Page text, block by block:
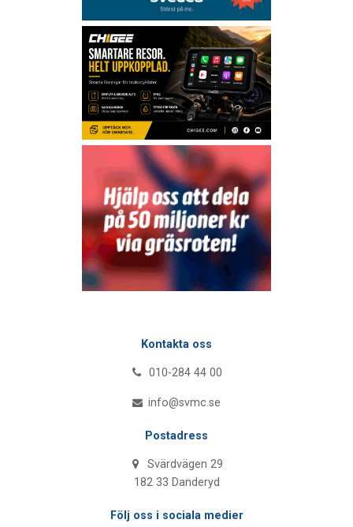
Kontakta oss
010-284 44 00
info@svmc.se
Postadress
Svärdvägen 29
182 33 Danderyd
Följ oss i sociala medier